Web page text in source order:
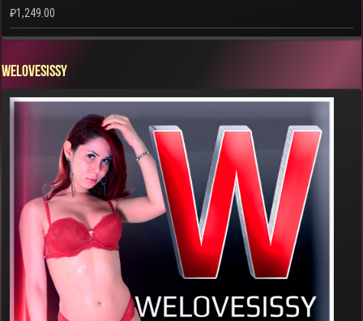
₽1,249.00
WELOVESISSY